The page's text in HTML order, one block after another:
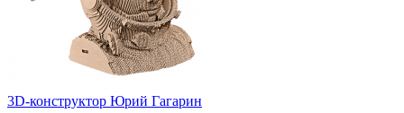
3D-конструктор Юрий Гагарин